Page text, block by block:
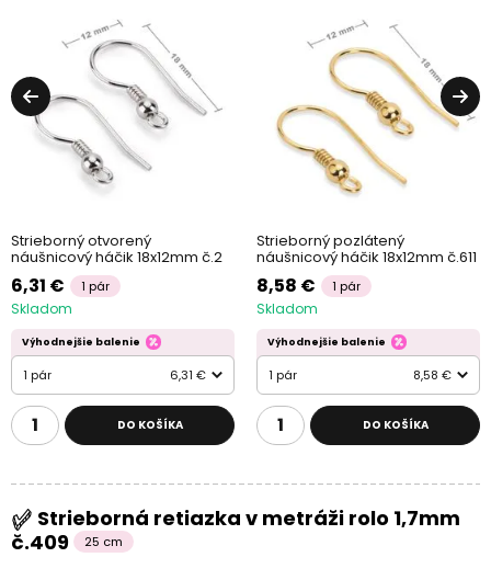
Strieborný otvorený
náušnicový háčik 18x12mm č.2
6,31 € 1 pár
Skladom
Výhodnejšie balenie
1 pár 6,31 €
DO KOŠÍKA
Strieborný pozlátený
náušnicový háčik 18x12mm č.611
8,58 € 1 pár
Skladom
Výhodnejšie balenie
1 pár 8,58 €
DO KOŠÍKA
Strieborná retiazka v metráži rolo 1,7mm
č.409
25 cm